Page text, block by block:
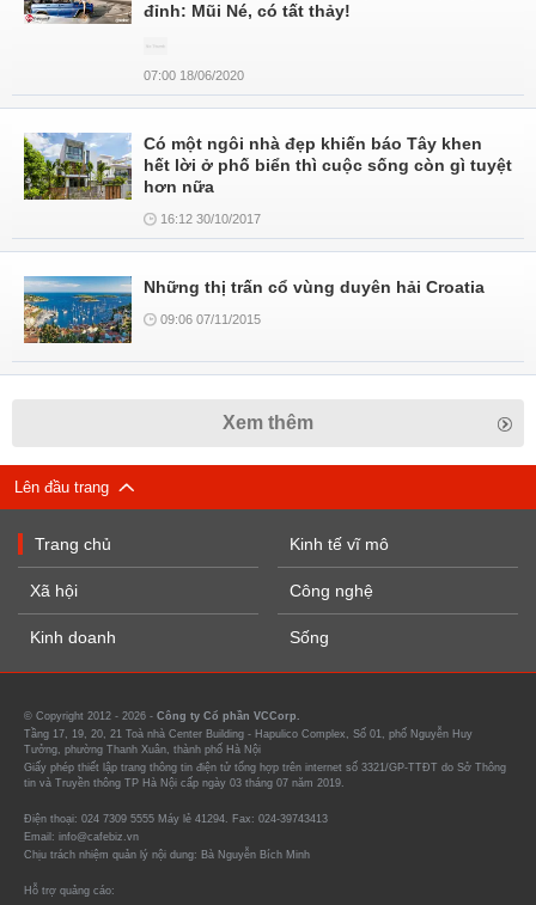
đỉnh: Mũi Né, có tất thảy!
07:00 18/06/2020
Có một ngôi nhà đẹp khiến báo Tây khen
hết lời ở phố biển thì cuộc sống còn gì tuyệt
hơn nữa
16:12 30/10/2017
Những thị trấn cổ vùng duyên hải Croatia
09:06 07/11/2015
Xem thêm
Lên đầu trang
Trang chủ
Xã hội
Kinh doanh
Kinh tế vĩ mô
Công nghệ
Sống
© Copyright 2012 - 2026 - Công ty Cổ phần VCCorp.
Tầng 17, 19, 20, 21 Toà nhà Center Building - Hapulico Complex, Số 01, phố Nguyễn Huy
Tưởng, phường Thanh Xuân, thành phố Hà Nội
Giấy phép thiết lập trang thông tin điện tử tổng hợp trên internet số 3321/GP-TTĐT do Sở Thông
tin và Truyền thông TP Hà Nội cấp ngày 03 tháng 07 năm 2019.
Điện thoại: 024 7309 5555 Máy lẻ 41294. Fax: 024-39743413
Email: info@cafebiz.vn
Chịu trách nhiệm quản lý nội dung: Bà Nguyễn Bích Minh
Hỗ trợ quảng cáo: